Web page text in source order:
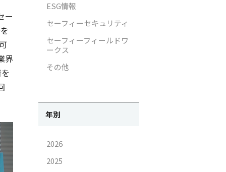
画像の取り扱いについて
バシー影響評価（PIA）
援活動
援活動
いと働きやすさ向上の取り組
電子公告
免責事項
ー
界
ESG情報
セーフィーセキュリティ
セーフィーフィールドワ
ークス
その他
年別
2026
2025